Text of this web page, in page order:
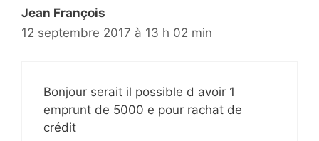
d
e
Jean François
12 septembre 2017 à 13 h 02 min
Bonjour serait il possible d avoir 1
emprunt de 5000 e pour rachat de
crédit